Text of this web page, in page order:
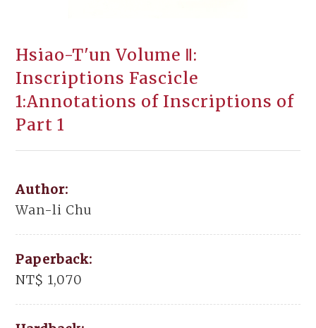
Hsiao-T'un Volume Ⅱ:
Inscriptions Fascicle
1:Annotations of Inscriptions of
Part 1
Author:
Wan-li Chu
Paperback:
NT$ 1,070